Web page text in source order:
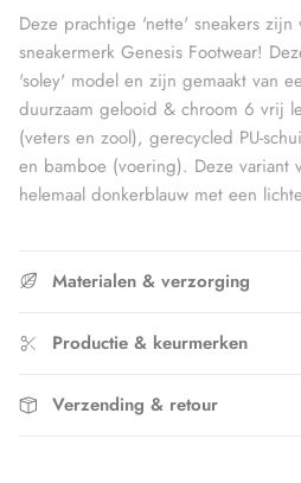
Deze prachtige 'nette' sneakers zijn
sneakermerk Genesis Footwear!
'soley' model en zijn gemaakt van
duurzaam gelooid & chroom 6 vrij
(veters en zool), gerecycled PU-
en bamboe (voering). Deze variant
helemaal donkerblauw met een
Materialen & verzorging
Productie & keurmerken
Verzending & retour